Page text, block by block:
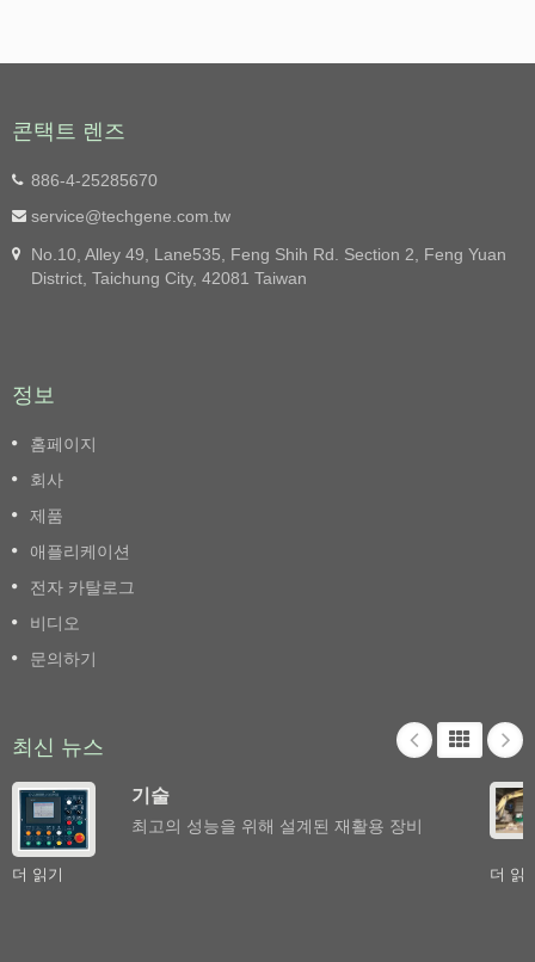
콘택트 렌즈
886-4-25285670
service@techgene.com.tw
No.10, Alley 49, Lane535, Feng Shih Rd. Section 2, Feng Yuan
District, Taichung City, 42081 Taiwan
정보
홈페이지
회사
제품
애플리케이션
전자 카탈로그
비디오
문의하기
최신 뉴스
기술
최고의 성능을 위해 설계된 재활용 장비
더 읽기 더 읽